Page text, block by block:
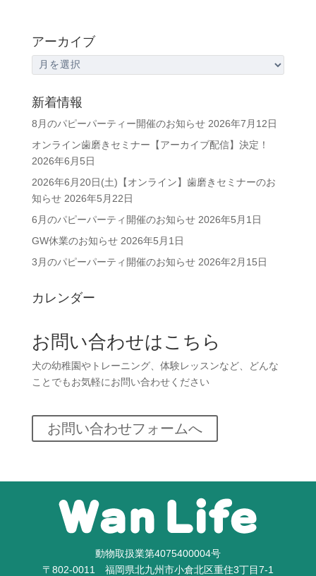
アーカイブ
ー
カ
イ
ブ
新着情報
8月のパピーパーティー開催のお知らせ 2026年7月12日
オンライン歯磨きセミナー【アーカイブ配信】決定！
2026年6月5日
2026年6月20日(土)【オンライン】歯磨きセミナーのお
知らせ 2026年5月22日
6月のパピーパーティ開催のお知らせ 2026年5月1日
GW休業のお知らせ 2026年5月1日
3月のパピーパーティ開催のお知らせ 2026年2月15日
カレンダー
お問い合わせはこちら
犬の幼稚園やトレーニング、体験レッスンなど、どんな
ことでもお気軽にお問い合わせください
お問い合わせフォームへ
動物取扱業第4075400004号
〒802-0011 福岡県北九州市小倉北区重住3丁目7-1